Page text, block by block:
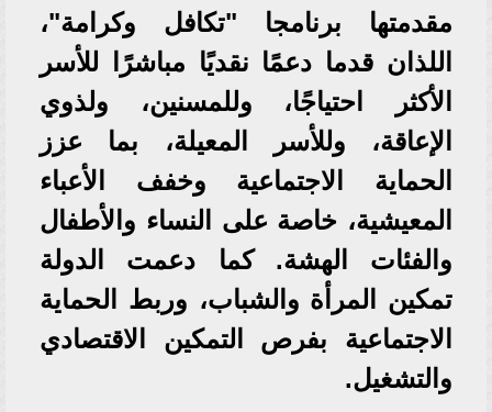
مقدمتها برنامجا "تكافل وكرامة"،
اللذان قدما دعمًا نقديًا مباشرًا للأسر
الأكثر احتياجًا، وللمسنين، ولذوي
الإعاقة، وللأسر المعيلة، بما عزز
الحماية الاجتماعية وخفف الأعباء
المعيشية، خاصة على النساء والأطفال
والفئات الهشة. كما دعمت الدولة
تمكين المرأة والشباب، وربط الحماية
الاجتماعية بفرص التمكين الاقتصادي
والتشغيل.